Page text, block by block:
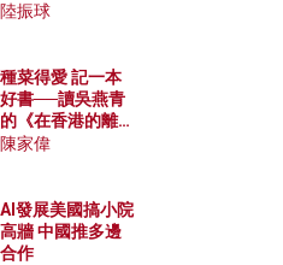
陸振球
種菜得愛 記一本
好書──讀吳燕青
的《在香港的離島
種菜》
陳家偉
AI發展美國搞小院
高牆 中國推多邊
合作